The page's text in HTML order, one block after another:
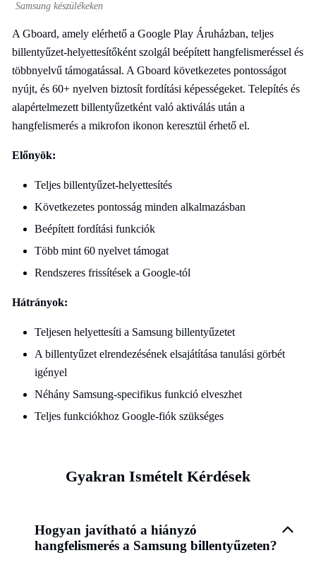
Samsung készülékeken
A Gboard, amely elérhető a Google Play Áruházban, teljes
billentyűzet-helyettesítőként szolgál beépített hangfelismeréssel és
többnyelvű támogatással. A Gboard következetes pontosságot
nyújt, és 60+ nyelven biztosít fordítási képességeket. Telepítés és
alapértelmezett billentyűzetként való aktiválás után a
hangfelismerés a mikrofon ikonon keresztül érhető el.
Előnyök:
Teljes billentyűzet-helyettesítés
Következetes pontosság minden alkalmazásban
Beépített fordítási funkciók
Több mint 60 nyelvet támogat
Rendszeres frissítések a Google-tól
Hátrányok:
Teljesen helyettesíti a Samsung billentyűzetet
A billentyűzet elrendezésének elsajátítása tanulási görbét
igényel
Néhány Samsung-specifikus funkció elveszhet
Teljes funkciókhoz Google-fiók szükséges
Gyakran Ismételt Kérdések
Hogyan javítható a hiányzó
hangfelismerés a Samsung billentyűzeten?